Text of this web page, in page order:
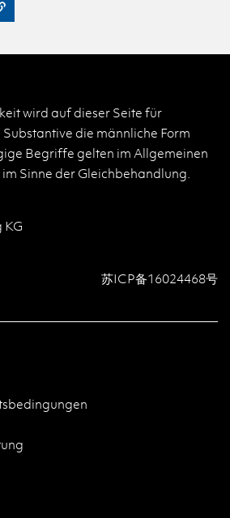
wird auf dieser Seite für
die männliche Form
Begriffe gelten im Allgemeinen
Sinne der Gleichbehandlung.
苏ICP备16024468号